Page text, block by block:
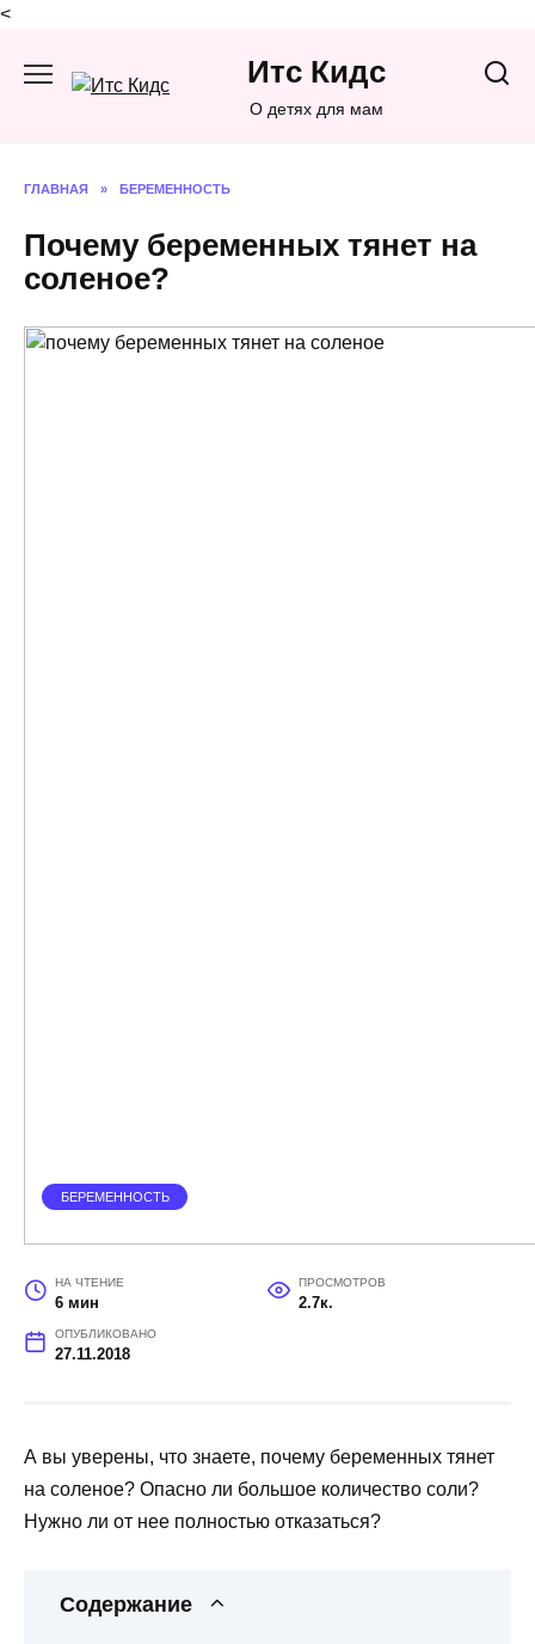
<
содержанию
Итс Кидс
О детях для мам
ГЛАВНАЯ » БЕРЕМЕННОСТЬ
Почему беременных тянет на
соленое?
БЕРЕМЕННОСТЬ
НА ЧТЕНИЕ
6 мин
ПРОСМОТРОВ
2.7к.
ОПУБЛИКОВАНО
27.11.2018
А вы уверены, что знаете, почему беременных тянет
на соленое? Опасно ли большое количество соли?
Нужно ли от нее полностью отказаться?
Содержание